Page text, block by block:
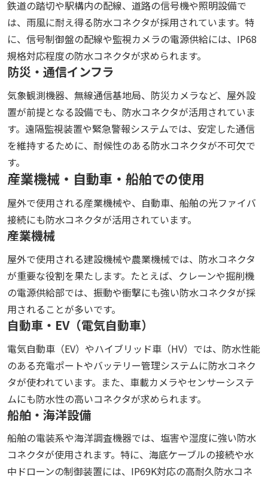
鉄道の踏切や駅構内の配線、道路の信号機や照明設備で
は、雨風に耐え得る防水コネクタが採用されています。特
に、信号制御盤の配線や監視カメラの電源供給には、IP68
規格対応程度の防水コネクタが求められます。
防災・通信インフラ
気象観測機器、無線通信基地局、防災カメラなど、屋外設
置が前提となる設備でも、防水コネクタが活用されていま
す。遠隔監視装置や緊急警報システムでは、安定した通信
を維持するために、耐候性のある防水コネクタが不可欠で
す。
産業機械・自動車・船舶での使用
屋外で使用される産業機械や、自動車、船舶の光ファイバ
接続にも防水コネクタが活用されています。
産業機械
屋外で使用される建設機械や農業機械では、防水コネクタ
が重要な役割を果たします。たとえば、クレーンや掘削機
の電源供給部では、振動や衝撃にも強い防水コネクタが採
用されることが多いです。
自動車・EV（電気自動車）
電気自動車（EV）やハイブリッド車（HV）では、防水性能
のある充電ポートやバッテリー管理システムに防水コネク
タが使われています。また、車載カメラやセンサーシステ
ムにも防水性の高いコネクタが求められます。
船舶・海洋設備
船舶の電装系や海洋調査機器では、塩害や湿度に強い防水
コネクタが使用されます。特に、海底ケーブルの接続や水
中ドローンの制御装置には、IP69K対応の高耐久防水コネ